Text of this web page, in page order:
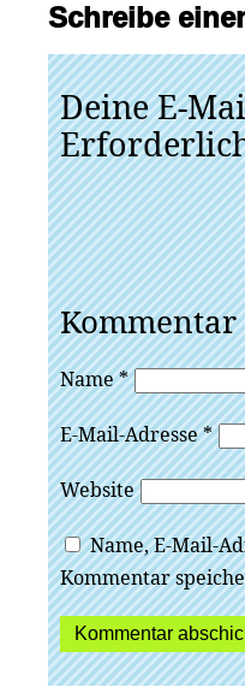
Schreibe
Deine E-
Kommentar
Name*
E-Mail-Adresse*
Website
Name, E-Mail-
Kommentar